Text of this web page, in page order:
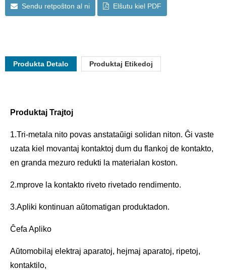
Sendu retpoŝton al ni Elŝutu kiel PDF
Produkta Detalo Produktaj Etikedoj
Produktaj Trajtoj
1.Tri-metala nito povas anstataŭigi solidan niton. Ĝi vaste
uzata kiel movantaj kontaktoj dum du flankoj de kontakto,
en granda mezuro redukti la materialan koston.
2.mprove la kontakto riveto rivetado rendimento.
3.Apliki kontinuan aŭtomatigan produktadon.
Ĉefa Apliko
Aŭtomobilaj elektraj aparatoj, hejmaj aparatoj, ripetoj,
kontaktilo,